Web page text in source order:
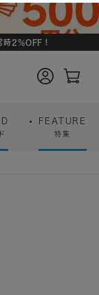
2%OFF！
ジ
FEATURE
特集